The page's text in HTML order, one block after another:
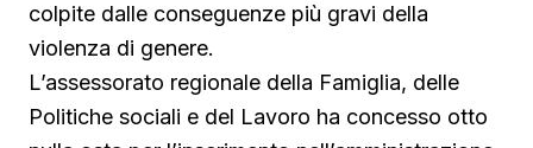
colpite dalle conseguenze più gravi della
violenza di genere.
L’assessorato regionale della Famiglia, delle
Politiche sociali e del Lavoro ha concesso otto